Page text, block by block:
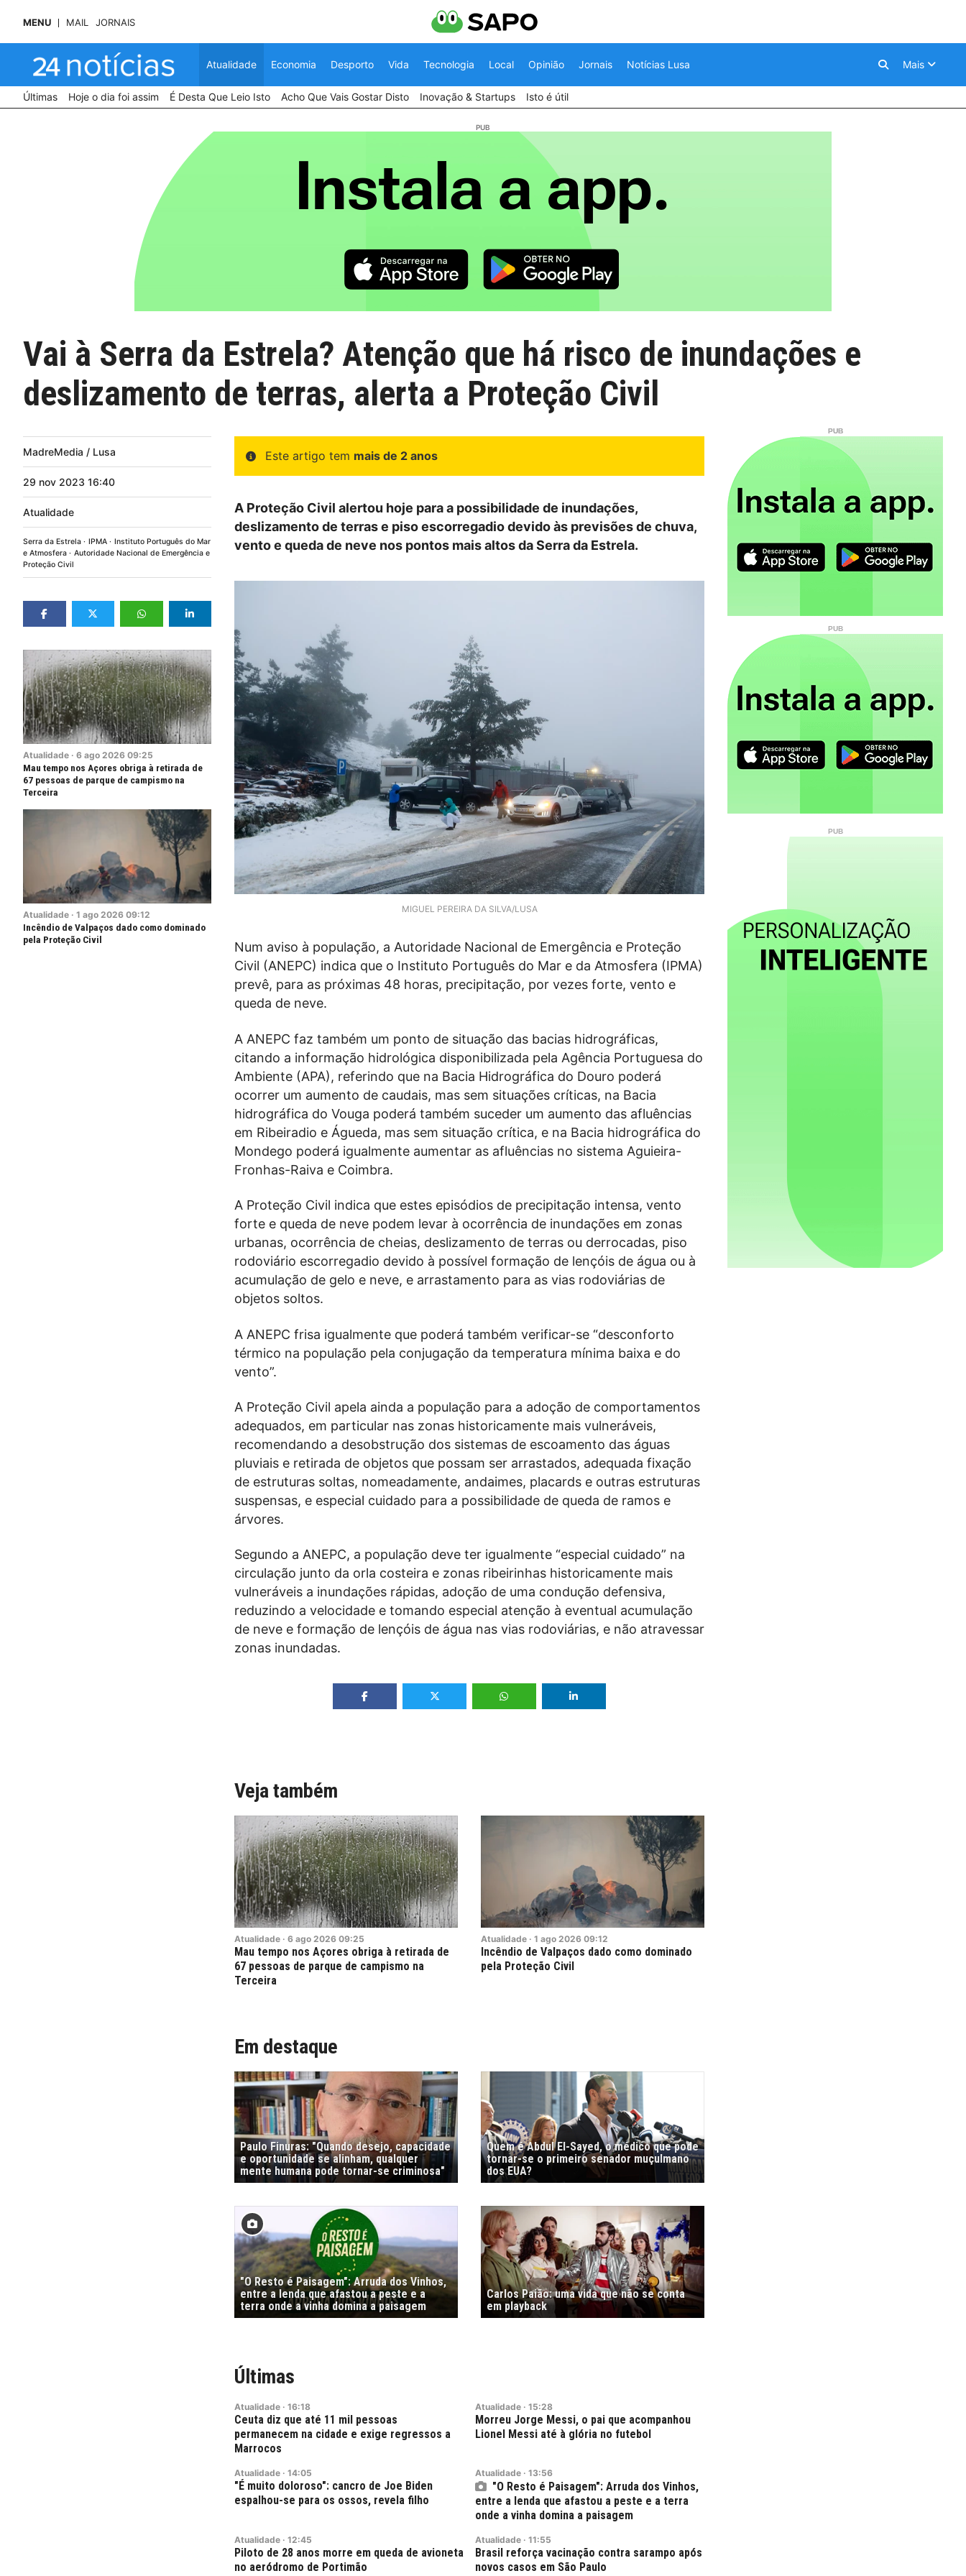
MENU MAIL JORNAIS
Atualidade Economia Desporto Vida Tecnologia Local Opinião Jornais Notícias Lusa Mais
Últimas Hoje o dia foi assim É Desta Que Leio Isto Acho Que Vais Gostar Disto Inovação & Startups Isto é útil
Vai à Serra da Estrela? Atenção que há risco de inundações e
deslizamento de terras, alerta a Proteção Civil
MadreMedia / Lusa
29 nov 2023 16:40
Atualidade
Serra da Estrela IPMA
Instituto Português do Mar
e Atmosfera
Autoridade Nacional de Emergência e
Proteção Civil
Atualidade · 6 ago 2026 09:25
Mau tempo nos Açores obriga à retirada de
67 pessoas de parque de campismo na
Terceira
Atualidade · 1 ago 2026 09:12
Incêndio de Valpaços dado como dominado
pela Proteção Civil
Este artigo tem mais de 2 anos
A Proteção Civil alertou hoje para a possibilidade de inundações,
deslizamento de terras e piso escorregadio devido às previsões de chuva,
vento e queda de neve nos pontos mais altos da Serra da Estrela.
MIGUEL PEREIRA DA SILVA/LUSA
Num aviso à população, a Autoridade Nacional de Emergência e Proteção
Civil (ANEPC) indica que o Instituto Português do Mar e da Atmosfera (IPMA)
prevê, para as próximas 48 horas, precipitação, por vezes forte, vento e
queda de neve.
A ANEPC faz também um ponto de situação das bacias hidrográficas,
citando a informação hidrológica disponibilizada pela Agência Portuguesa do
Ambiente (APA), referindo que na Bacia Hidrográfica do Douro poderá
ocorrer um aumento de caudais, mas sem situações críticas, na Bacia
hidrográfica do Vouga poderá também suceder um aumento das afluências
em Ribeiradio e Águeda, mas sem situação crítica, e na Bacia hidrográfica do
Mondego poderá igualmente aumentar as afluências no sistema Aguieira-
Fronhas-Raiva e Coimbra.
A Proteção Civil indica que estes episódios de precipitação intensa, vento
forte e queda de neve podem levar à ocorrência de inundações em zonas
urbanas, ocorrência de cheias, deslizamento de terras ou derrocadas, piso
rodoviário escorregadio devido à possível formação de lençóis de água ou à
acumulação de gelo e neve, e arrastamento para as vias rodoviárias de
objetos soltos.
A ANEPC frisa igualmente que poderá também verificar-se “desconforto
térmico na população pela conjugação da temperatura mínima baixa e do
vento”.
A Proteção Civil apela ainda a população para a adoção de comportamentos
adequados, em particular nas zonas historicamente mais vulneráveis,
recomendando a desobstrução dos sistemas de escoamento das águas
pluviais e retirada de objetos que possam ser arrastados, adequada fixação
de estruturas soltas, nomeadamente, andaimes, placards e outras estruturas
suspensas, e especial cuidado para a possibilidade de queda de ramos e
árvores.
Segundo a ANEPC, a população deve ter igualmente “especial cuidado” na
circulação junto da orla costeira e zonas ribeirinhas historicamente mais
vulneráveis a inundações rápidas, adoção de uma condução defensiva,
reduzindo a velocidade e tomando especial atenção à eventual acumulação
de neve e formação de lençóis de água nas vias rodoviárias, e não atravessar
zonas inundadas.
Veja também
Atualidade · 6 ago 2026 09:25
Mau tempo nos Açores obriga à retirada de
67 pessoas de parque de campismo na
Terceira
Atualidade · 1 ago 2026 09:12
Incêndio de Valpaços dado como dominado
pela Proteção Civil
Em destaque
Paulo Finuras: "Quando desejo, capacidade
e oportunidade se alinham, qualquer
mente humana pode tornar-se criminosa"
Quem é Abdul El-Sayed, o médico que pode
tornar-se o primeiro senador muçulmano
dos EUA?
"O Resto é Paisagem": Arruda dos Vinhos,
entre a lenda que afastou a peste e a
terra onde a vinha domina a paisagem
Carlos Paião: uma vida que não se conta
em playback
Últimas
Atualidade · 16:18
Ceuta diz que até 11 mil pessoas
permanecem na cidade e exige regressos a
Marrocos
Atualidade · 15:28
Morreu Jorge Messi, o pai que acompanhou
Lionel Messi até à glória no futebol
Atualidade · 14:05
"É muito doloroso": cancro de Joe Biden
espalhou-se para os ossos, revela filho
Atualidade · 13:56
"O Resto é Paisagem": Arruda dos Vinhos,
entre a lenda que afastou a peste e a terra
onde a vinha domina a paisagem
Atualidade · 12:45
Piloto de 28 anos morre em queda de avioneta
no aeródromo de Portimão
Atualidade · 11:55
Brasil reforça vacinação contra sarampo após
novos casos em São Paulo